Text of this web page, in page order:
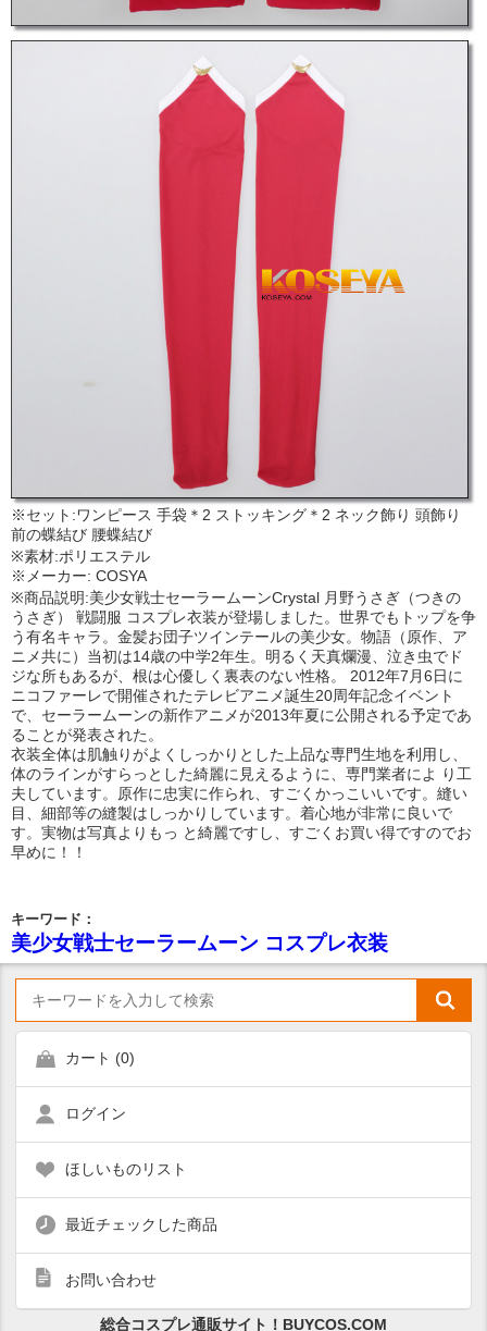
※セット:ワンピース 手袋＊2 ストッキング＊2 ネック飾り 頭飾り
前の蝶結び 腰蝶結び
※素材:ポリエステル
※メーカー: COSYA
※商品説明:美少女戦士セーラームーンCrystal 月野うさぎ（つきの
うさぎ） 戦闘服 コスプレ衣装が登場しました。世界でもトップを争
う有名キャラ。金髪お団子ツインテールの美少女。物語（原作、ア
ニメ共に）当初は14歳の中学2年生。明るく天真爛漫、泣き虫でド
ジな所もあるが、根は心優しく裏表のない性格。 2012年7月6日に
ニコファーレで開催されたテレビアニメ誕生20周年記念イベント
で、セーラームーンの新作アニメが2013年夏に公開される予定であ
ることが発表された。
衣装全体は肌触りがよくしっかりとした上品な専門生地を利用し、
体のラインがすらっとした綺麗に見えるように、専門業者によ り工
夫しています。原作に忠実に作られ、すごくかっこいいです。縫い
目、細部等の縫製はしっかりしています。着心地が非常に良いで
す。実物は写真よりもっ と綺麗ですし、すごくお買い得ですのでお
早めに！！
キーワード：
美少女戦士セーラームーン コスプレ衣装
カート (0)
ログイン
ほしいものリスト
最近チェックした商品
お問い合わせ
総合コスプレ通販サイト！BUYCOS.COM